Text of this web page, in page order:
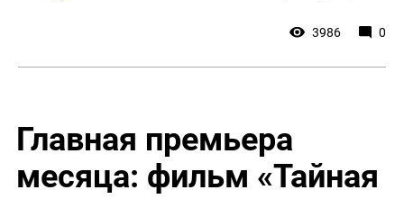
3986 0
Главная премьера
месяца: фильм «Тайная